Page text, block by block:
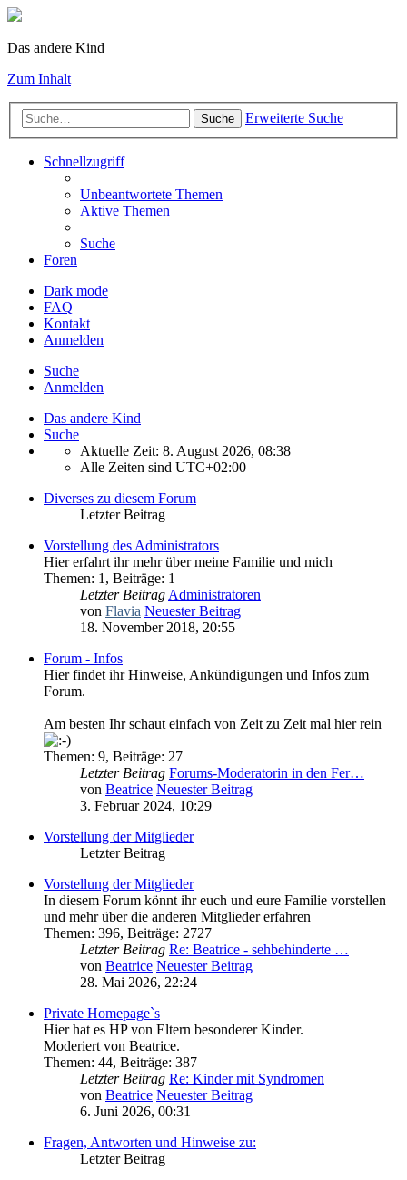
Das andere Kind
Zum Inhalt
Suche Erweiterte Suche
Schnellzugriff
Unbeantwortete Themen
Aktive Themen
Suche
Foren
Dark mode
FAQ
Kontakt
Anmelden
Suche
Anmelden
Das andere Kind
Suche
Aktuelle Zeit: 8. August 2026, 08:38
Alle Zeiten sind UTC+02:00
Diverses zu diesem Forum
Letzter Beitrag
Vorstellung des Administrators
Hier erfahrt ihr mehr über meine Familie und mich
Themen: 1 , Beiträge: 1
Letzter Beitrag Administratoren
von Flavia Neuester Beitrag
18. November 2018, 20:55
Forum - Infos
Hier findet ihr Hinweise, Ankündigungen und Infos zum
Forum.
Am besten Ihr schaut einfach von Zeit zu Zeit mal hier rein
Themen: 9, Beiträge: 27
Letzter Beitrag Forums-Moderatorin in den Fer…
von Beatrice Neuester Beitrag
3. Februar 2024, 10:29
Vorstellung der Mitglieder
Letzter Beitrag
Vorstellung der Mitglieder
In diesem Forum könnt ihr euch und eure Familie vorstellen
und mehr über die anderen Mitglieder erfahren
Themen: 396, Beiträge: 2727
Letzter Beitrag Re: Beatrice - sehbehinderte …
von Beatrice Neuester Beitrag
28. Mai 2026, 22:24
Private Homepage`s
Hier hat es HP von Eltern besonderer Kinder.
Moderiert von Beatrice.
Themen: 44, Beiträge: 387
Letzter Beitrag Re: Kinder mit Syndromen
von Beatrice Neuester Beitrag
6. Juni 2026, 00:31
Fragen, Antworten und Hinweise zu:
Letzter Beitrag